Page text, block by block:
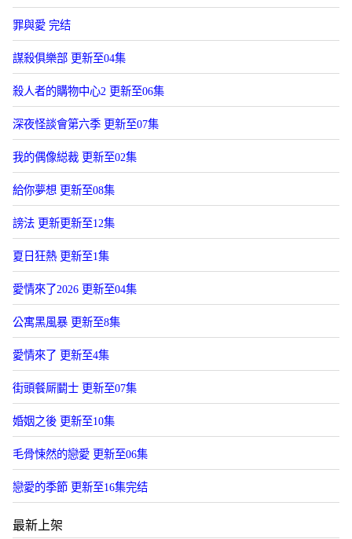
罪與愛 完结
謀殺俱樂部 更新至04集
殺人者的購物中心2 更新至06集
深夜怪談會第六季 更新至07集
我的偶像縂裁 更新至02集
給你夢想 更新至08集
謗法 更新更新至12集
夏日狂熱 更新至1集
愛情來了2026 更新至04集
公寓黑風暴 更新至8集
愛情來了 更新至4集
街頭餐厛鬭士 更新至07集
婚姻之後 更新至10集
毛骨悚然的戀愛 更新至06集
戀愛的季節 更新至16集完结
最新上架